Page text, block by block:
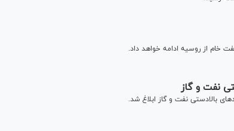
خام از روسیه ادامه خواهد داد.
نفت و گاز
بالادستی نفت و گاز ابلاغ شد.